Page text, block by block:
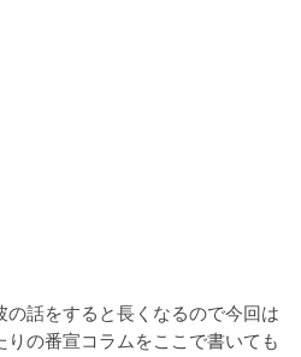
話をすると長くなるので今回は
の番宣コラムをここで書いても